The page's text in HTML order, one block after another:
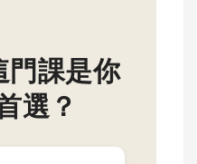
課是你
選？